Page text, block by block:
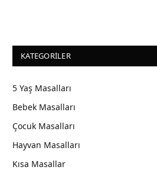
KATEGORILER
5 Yaş Masalları
Bebek Masalları
Çocuk Masalları
Hayvan Masalları
Kısa Masallar